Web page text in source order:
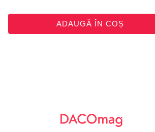
ADAUGĂ ÎN COȘ